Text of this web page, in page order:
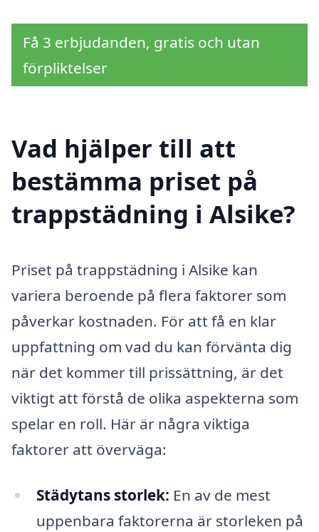
Få 3 erbjudanden, gratis och utan
förpliktelser
Vad hjälper till att
bestämma priset på
trappstädning i Alsike?
Priset på trappstädning i Alsike kan
variera beroende på flera faktorer som
påverkar kostnaden. För att få en klar
uppfattning om vad du kan förvänta dig
när det kommer till prissättning, är det
viktigt att förstå de olika aspekterna som
spelar en roll. Här är några viktiga
faktorer att överväga:
Städytans storlek: En av de mest
uppenbara faktorerna är storleken på